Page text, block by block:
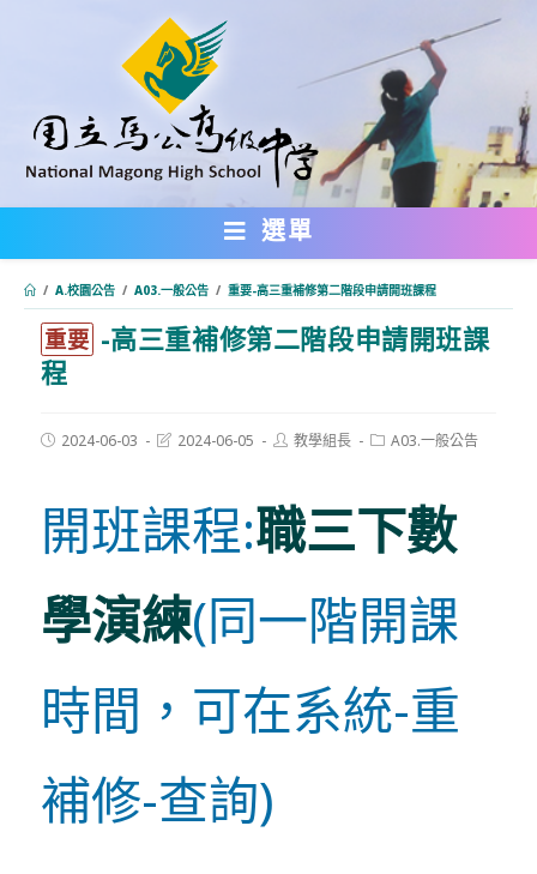
內
選單
/ A.校園公告 / A03.一般公告 / 重要-高三重補修第二階段申請開班課程
重要 -高三重補修第二階段申請開班課
程
Post2024-06-03
Post2024-06-05
Post教學組長
PostA03.一般公告
開班課程:職三下數
學演練(同一階開課
時間，可在系統-重
補修-查詢)